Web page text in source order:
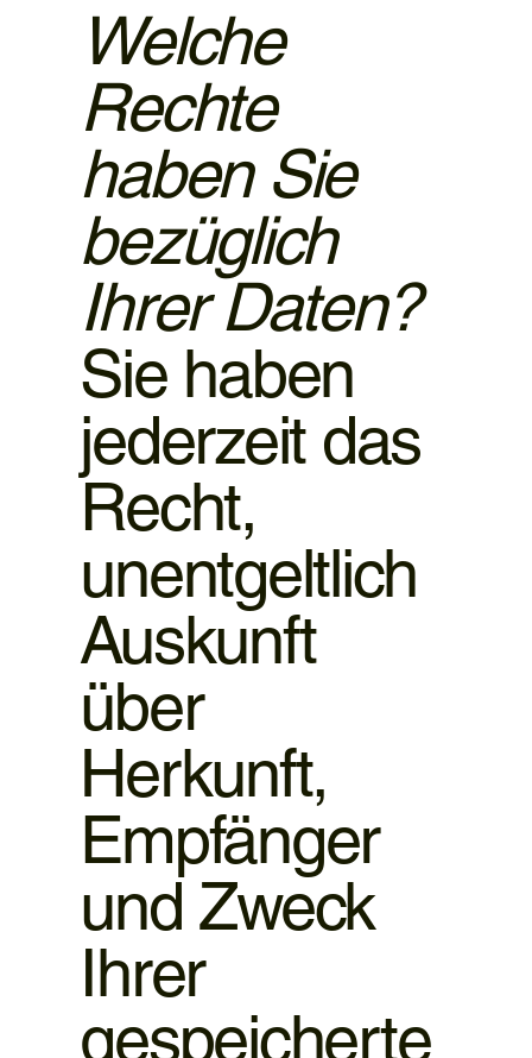
Welche
Rechte
haben Sie
bezüglich
Ihrer Daten?
Sie haben
jederzeit das
Recht,
unentgeltlich
Auskunft
über
Herkunft,
Empfänger
und Zweck
Ihrer
gespeicherte